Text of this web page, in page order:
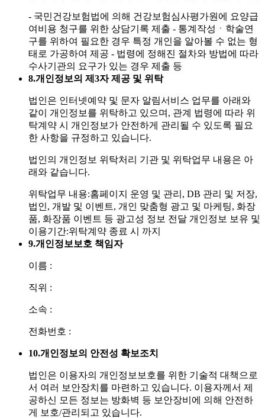
- 국민건강보험법에 의해 건강보험심사평가원에 요양급
여비용 청구를 위한 상담기록 제출 - 통계작성ㆍ학술연
구를 위하여 필요한 경우 특정 개인을 알아볼 수 없는 형
태로 가공하여 제공 - 법령에 정해진 절차와 방법에 따라
수사기관의 요구가 있는 경우 제출 등
8.개인정보의 제3자 제공 및 위탁
법인은 인터넷예약 및 문자 알림서비스 업무를 아래와
같이 개인정보를 위탁하고 있으며, 관계 법령에 따라 위
탁계약 시 개인정보가 안전하게 관리될 수 있도록 필요
한 사항을 규정하고 있습니다.
법인의 개인정보 위탁처리 기관 및 위탁업무 내용은 아
래와 같습니다.
위탁업무 내용:홈페이지 운영 및 관리, DB 관리 및 저장,
법인, 개발 및 이벤트, 개인 맞춤형 광고 및 마케팅, 화장
품, 화장품 이벤트 등 광고성 정보 전달 개인정보 보유 및
이용기간:위탁계약 종료 시 까지
9.개인정보보호 책임자
이름 :
직위 :
소속 :
전화번호 :
10.개인정보의 안전성 확보조치
법인은 이용자의 개인정보보호를 위한 기술적 대책으로
서 여러 보안장치를 마련하고 있습니다. 이용자께서 제
공하신 모든 정보는 방화벽 등 보안장비에 의해 안전하
게 보호/관리되고 있습니다.